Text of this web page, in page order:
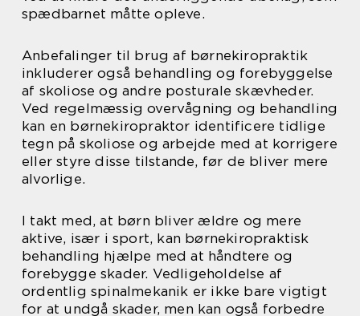
spædbarnet måtte opleve.
Anbefalinger til brug af børnekiropraktik
inkluderer også behandling og forebyggelse
af skoliose og andre posturale skævheder.
Ved regelmæssig overvågning og behandling
kan en børnekiropraktor identificere tidlige
tegn på skoliose og arbejde med at korrigere
eller styre disse tilstande, før de bliver mere
alvorlige.
I takt med, at børn bliver ældre og mere
aktive, især i sport, kan børnekiropraktisk
behandling hjælpe med at håndtere og
forebygge skader. Vedligeholdelse af
ordentlig spinalmekanik er ikke bare vigtigt
for at undgå skader, men kan også forbedre